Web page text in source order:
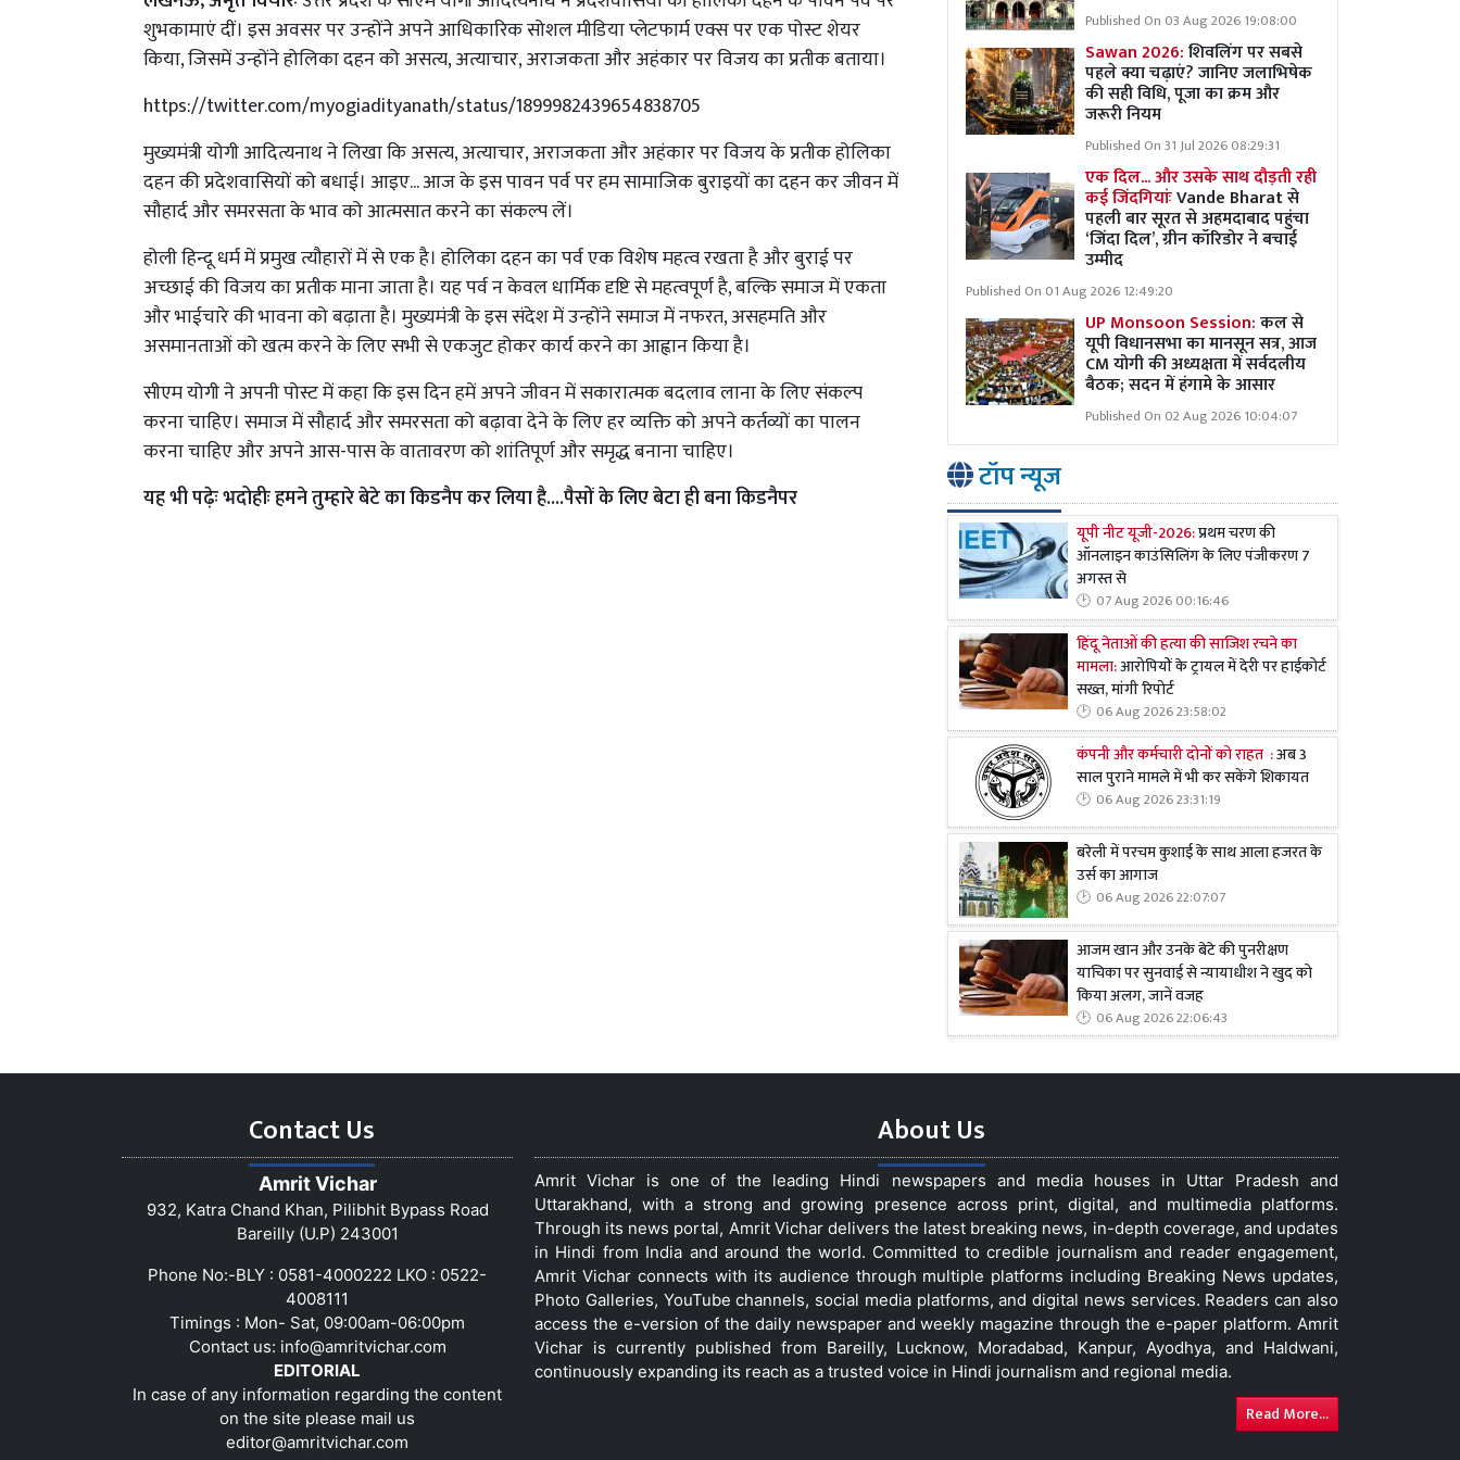
शुभकामाएं दीं। इस अवसर पर उन्होंने अपने आधिकारिक सोशल मीडिया प्लेटफार्म एक्स पर एक पोस्ट शेयर
किया, जिसमें उन्होंने होलिका दहन को असत्य, अत्याचार, अराजकता और अहंकार पर विजय का प्रतीक बताया।
https://twitter.com/myogiadityanath/status/1899982439654838705
मुख्यमंत्री योगी आदित्यनाथ ने लिखा कि असत्य, अत्याचार, अराजकता और अहंकार पर विजय के प्रतीक होलिका
दहन की प्रदेशवासियों को बधाई। आइए... आज के इस पावन पर्व पर हम सामाजिक बुराइयों का दहन कर जीवन में
सौहार्द और समरसता के भाव को आत्मसात करने का संकल्प लें।
होली हिन्दू धर्म में प्रमुख त्यौहारों में से एक है। होलिका दहन का पर्व एक विशेष महत्व रखता है और बुराई पर
अच्छाई की विजय का प्रतीक माना जाता है। यह पर्व न केवल धार्मिक दृष्टि से महत्वपूर्ण है, बल्कि समाज में एकता
और भाईचारे की भावना को बढ़ाता है। मुख्यमंत्री के इस संदेश में उन्होंने समाज में नफरत, असहमति और
असमानताओं को खत्म करने के लिए सभी से एकजुट होकर कार्य करने का आह्वान किया है।
सीएम योगी ने अपनी पोस्ट में कहा कि इस दिन हमें अपने जीवन में सकारात्मक बदलाव लाना के लिए संकल्प
करना चाहिए। समाज में सौहार्द और समरसता को बढ़ावा देने के लिए हर व्यक्ति को अपने कर्तव्यों का पालन
करना चाहिए और अपने आस-पास के वातावरण को शांतिपूर्ण और समृद्ध बनाना चाहिए।
यह भी पढ़ेःभदोहीः हमने तुम्हारे बेटे का किडनैप कर लिया है....पैसों के लिए बेटा ही बना किडनैपर
Published On 03 Aug 2026 19:08:00
Sawan 2026:शिवलिंग पर सबसे
पहले क्या चढ़ाएं? जानिए जलाभिषेक
की सही विधि, पूजा का क्रम और
जरूरी नियम
Published On 31 Jul 2026 08:29:31
एक दिल... और उसके साथ दौड़ती रही
कई जिंदगियांःVande Bharat से
पहली बार सूरत से अहमदाबाद पहुंचा
‘जिंदा दिल’, ग्रीन कॉरिडोर ने बचाई
उम्मीद
Published On 01 Aug 2026 12:49:20
UP Monsoon Session:कल से
यूपी विधानसभा का मानसून सत्र, आज
CM योगी की अध्यक्षता में सर्वदलीय
बैठक; सदन में हंगामे के आसार
Published On 02 Aug 2026 10:04:07
टॉप न्यूज
यूपी नीट यूजी-2026:प्रथम चरण की
ऑनलाइन काउंसिलिंग के लिए पंजीकरण 7
अगस्त से
07 Aug 2026 00:16:46
हिंदू नेताओं की हत्या की साजिश रचने का
मामला:आरोपियों के ट्रायल में देरी पर हाईकोर्ट
सख्त, मांगी रिपोर्ट
06 Aug 2026 23:58:02
कंपनी और कर्मचारी दोनों को राहत :अब 3
साल पुराने मामले में भी कर सकेंगे शिकायत
06 Aug 2026 23:31:19
बरेली में परचम कुशाई के साथ आला हजरत के
उर्स का आगाज
06 Aug 2026 22:07:07
आजम खान और उनके बेटे की पुनरीक्षण
याचिका पर सुनवाई से न्यायाधीश ने खुद को
किया अलग, जानें वजह
06 Aug 2026 22:06:43
Contact Us
Amrit Vichar
932, Katra Chand Khan, Pilibhit Bypass Road
Bareilly (U.P) 243001
Phone No:-BLY : 0581-4000222 LKO : 0522-
4008111
Timings : Mon- Sat, 09:00am-06:00pm
Contact us: info@amritvichar.com
EDITORIAL
In case of any information regarding the content
on the site please mail us
editor@amritvichar.com
About Us
Amrit Vichar is one of the leading Hindi newspapers and media houses in Uttar Pradesh and
Uttarakhand, with a strong and growing presence across print, digital, and multimedia platforms.
Through its news portal, Amrit Vichar delivers the latest breaking news, in-depth coverage, and updates
in Hindi from India and around the world. Committed to credible journalism and reader engagement,
Amrit Vichar connects with its audience through multiple platforms including Breaking News updates,
Photo Galleries, YouTube channels, social media platforms, and digital news services. Readers can also
access the e-version of the daily newspaper and weekly magazine through the e-paper platform. Amrit
Vichar is currently published from Bareilly, Lucknow, Moradabad, Kanpur, Ayodhya, and Haldwani,
continuously expanding its reach as a trusted voice in Hindi journalism and regional media.
Read More...